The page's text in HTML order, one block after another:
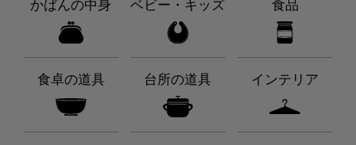
かばんの中身 ベビー・キッズ 食品
食卓の道具 台所の道具 インテリア